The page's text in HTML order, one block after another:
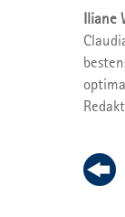
Iliane